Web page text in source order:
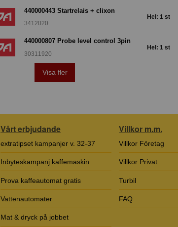
440000443 Startrelais + clixon
3412020
Hel: 1 st
440000807 Probe level control 3pin
30311920
Hel: 1 st
Visa fler
Vårt erbjudande
extratipset kampanjer v. 32-37
Inbyteskampanj kaffemaskin
Prova kaffeautomat gratis
Vattenautomater
Mat & dryck på jobbet
Villkor m.m.
Villkor Företag
Villkor Privat
Turbil
FAQ